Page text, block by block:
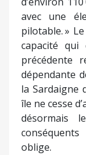
avec une
pilotable. »
capacité
précédente
dépendante
la Sardaigne
île ne cesse
désormais
oblige.